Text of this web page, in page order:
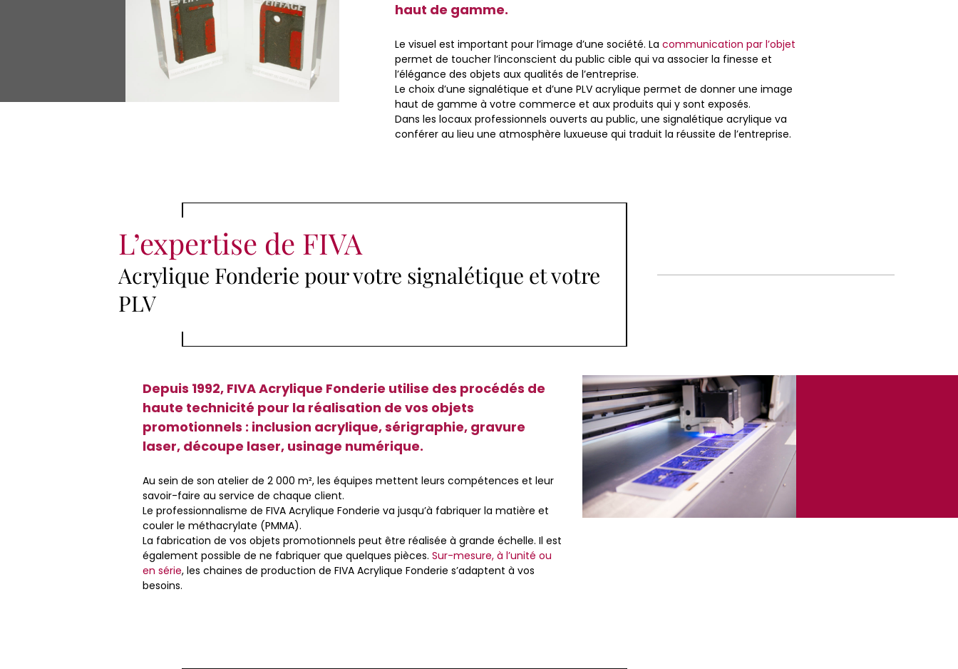
haut de gamme.
Le visuel est important pour l’image d’une société. La communication par l’objet
permet de toucher l’inconscient du public cible qui va associer la finesse et
l’élégance des objets aux qualités de l’entreprise.
Le choix d’une signalétique et d’une PLV acrylique permet de donner une image
haut de gamme à votre commerce et aux produits qui y sont exposés.
Dans les locaux professionnels ouverts au public, une signalétique acrylique va
conférer au lieu une atmosphère luxueuse qui traduit la réussite de l’entreprise.
L’expertise de FIVA
Acrylique Fonderie pour votre signalétique et votre
PLV
Depuis 1992, FIVA Acrylique Fonderie utilise des procédés de
haute technicité pour la réalisation de vos objets
promotionnels : inclusion acrylique, sérigraphie, gravure
laser, découpe laser, usinage numérique.
Au sein de son atelier de 2 000 m², les équipes mettent leurs compétences et leur
savoir-faire au service de chaque client.
Le professionnalisme de FIVA Acrylique Fonderie va jusqu’à fabriquer la matière et
couler le méthacrylate (PMMA).
La fabrication de vos objets promotionnels peut être réalisée à grande échelle. Il est
également possible de ne fabriquer que quelques pièces. Sur-mesure, à l’unité ou
en série, les chaines de production de FIVA Acrylique Fonderie s’adaptent à vos
besoins.